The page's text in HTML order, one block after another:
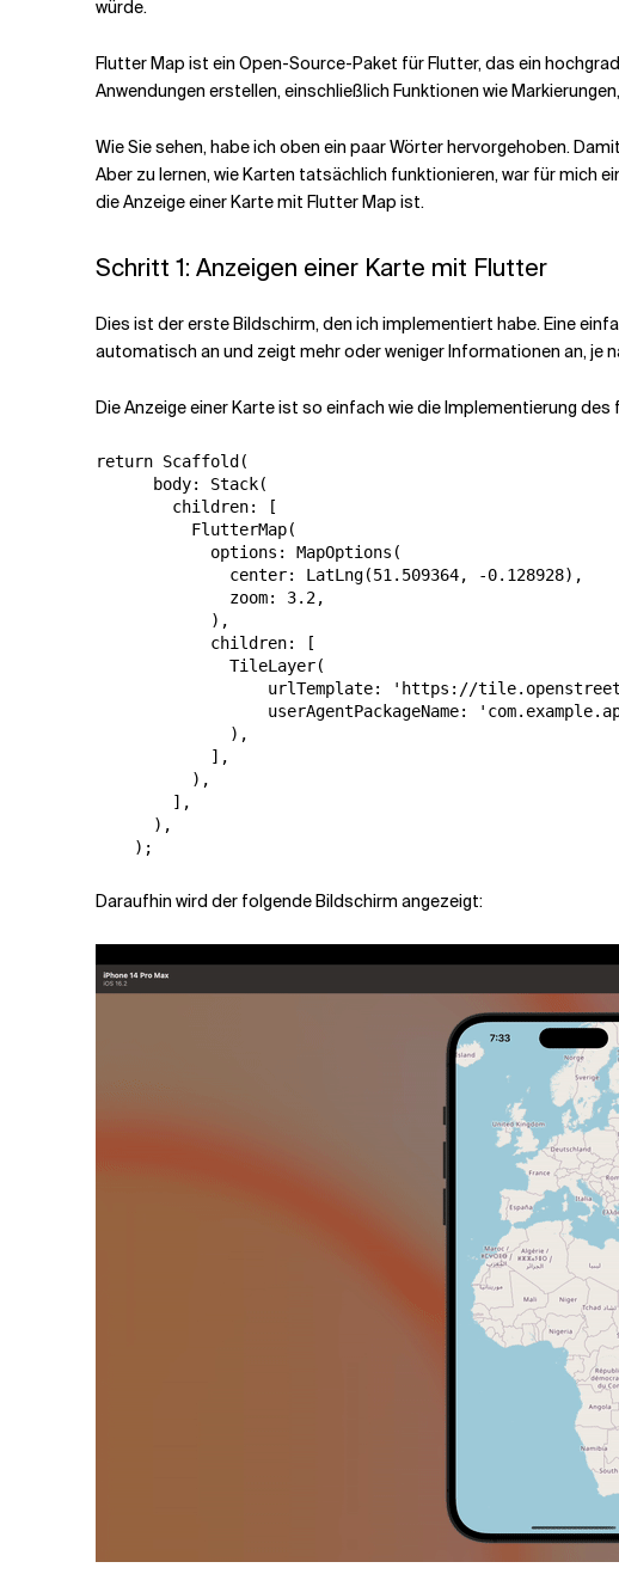
würde.
Flutter Map ist ein Open-Source-Paket für Flutter, das ein
Anwendungen erstellen, einschließlich Funktionen wie
Wie Sie sehen, habe ich oben ein paar Wörter hervorgehoben.
Aber zu lernen, wie Karten tatsächlich funktionieren, war für mich
die Anzeige einer Karte mit Flutter Map ist.
Schritt 1: Anzeigen einer Karte mit Flutter
Dies ist der erste Bildschirm, den ich implementiert habe. Eine
automatisch an und zeigt mehr oder weniger Informationen an, je
Die Anzeige einer Karte ist so einfach wie die Implementierung
return Scaffold(
      body: Stack(
        children: [
          FlutterMap(
            options: MapOptions(
              center: LatLng(51.509364, -0.128928),
              zoom: 3.2,
            ),
            children: [
              TileLayer(
urlTemplate: 'https://
userAgentPackageName:
              ),
            ],
          ),
        ],
      ),
    );
Daraufhin wird der folgende Bildschirm angezeigt: